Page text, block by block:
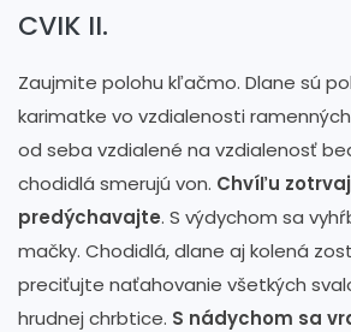
CVIK II.
Zaujmite polohu kľačmo. Dlane sú
karimatke vo vzdialenosti
od seba vzdialené na vzdialenosť
chodidlá smerujú von. Chvíľu
predýchavajte. S výdychom sa
mačky. Chodidlá, dlane aj kolená
preciťujte naťahovanie všetkých
hrudnej chrbtice. S nádychom sa